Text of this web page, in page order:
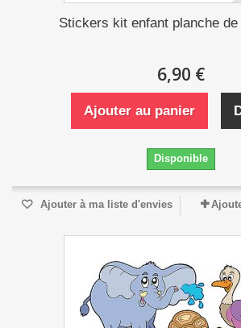
Stickers kit enfant planche
6,90 €
Ajouter au panier
Disponible
Ajouter à ma liste d'envies